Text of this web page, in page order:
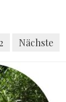
2 Nächste